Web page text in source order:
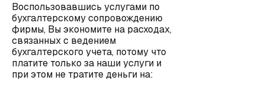
Воспользовавшись услугами по
бухгалтерскому сопровождению
фирмы, Вы экономите на расходах,
связанных с ведением
бухгалтерского учета, потому что
платите только за наши услуги и
при этом не тратите деньги на: